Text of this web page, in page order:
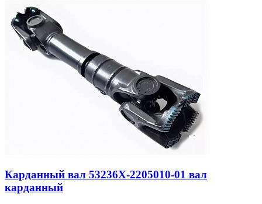
Карданный вал 53236Х-2205010-01 вал
карданный